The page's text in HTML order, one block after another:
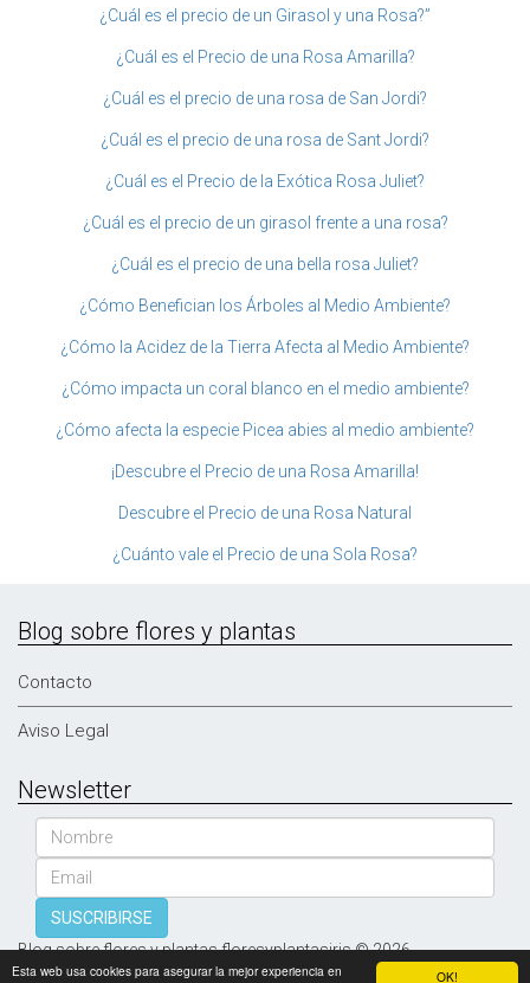
OK!
Esta web usa cookies para asegurar la mejor experiencia en
¿Cuál es el precio de un Girasol y una Rosa?”
¿Cuál es el Precio de una Rosa Amarilla?
¿Cuál es el precio de una rosa de San Jordi?
¿Cuál es el precio de una rosa de Sant Jordi?
¿Cuál es el Precio de la Exótica Rosa Juliet?
¿Cuál es el precio de un girasol frente a una rosa?
¿Cuál es el precio de una bella rosa Juliet?
¿Cómo Benefician los Árboles al Medio Ambiente?
¿Cómo la Acidez de la Tierra Afecta al Medio Ambiente?
¿Cómo impacta un coral blanco en el medio ambiente?
¿Cómo afecta la especie Picea abies al medio ambiente?
¡Descubre el Precio de una Rosa Amarilla!
Descubre el Precio de una Rosa Natural
¿Cuánto vale el Precio de una Sola Rosa?
Blog sobre flores y plantas
Contacto
Aviso Legal
Newsletter
Nombre
Email
SUSCRIBIRSE
Blog sobre flores y plantas floresyplantasiris © 2026